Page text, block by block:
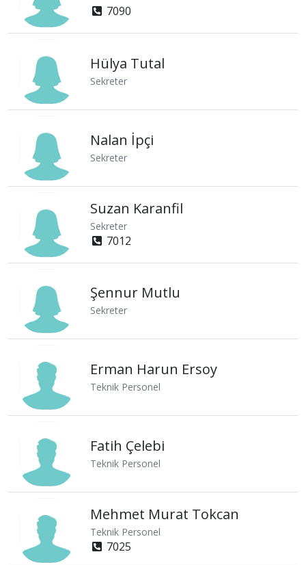
7090
Hülya Tutal
Sekreter
Nalan İpçi
Sekreter
Suzan Karanfil
Sekreter
7012
Şennur Mutlu
Sekreter
Erman Harun Ersoy
Teknik Personel
Fatih Çelebi
Teknik Personel
Mehmet Murat Tokcan
Teknik Personel
7025